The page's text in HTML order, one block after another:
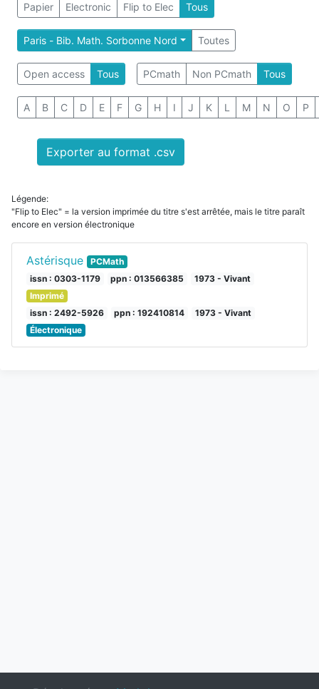
Papier Electronic Flip to Elec Tous
Paris - Bib. Math. Sorbonne Nord Toutes
Open access Tous PCmath Non PCmath Tous
A B C D E F G H I J K L M N O P
Exporter au format .csv
Légende:
"Flip to Elec" = la version imprimée du titre s'est arrêtée, mais le titre paraît
encore en version électronique
Astérisque
PCMath
issn : 0303-1179
ppn : 013566385
1973 - Vivant
Imprimé
issn : 2492-5926
ppn : 192410814
1973 - Vivant
Électronique